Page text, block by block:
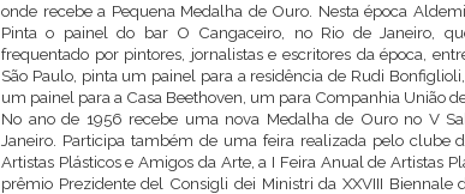
onde recebe a Pequena Medalha de Ouro. Nesta época
Pinta o painel do bar O Cangaceiro, no Rio de Janeiro,
frequentado por pintores, jornalistas e escritores da época,
São Paulo, pinta um painel para a residência de Rudi
um painel para a Casa Beethoven, um para Companhia União
No ano de 1956 recebe uma nova Medalha de Ouro no V
Janeiro. Participa também de uma feira realizada pelo clube
Artistas Plásticos e Amigos da Arte, a I Feira Anual de Artistas
prêmio Prezidente del Consigli dei Ministri da XXVIII Biennale